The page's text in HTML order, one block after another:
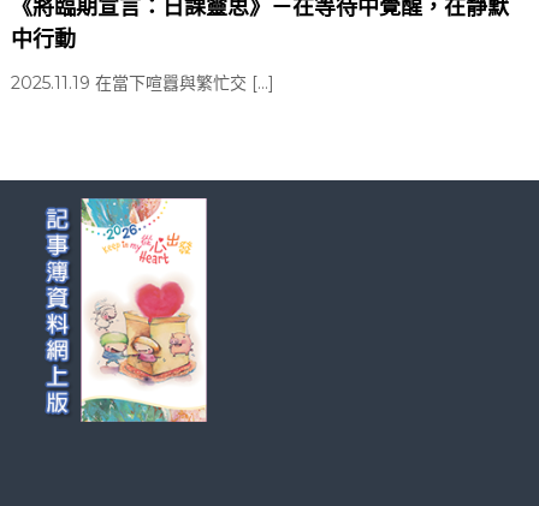
《將臨期宣言：日課靈思》－在等待中覺醒，在靜默
中行動
2025.11.19 在當下喧囂與繁忙交 […]